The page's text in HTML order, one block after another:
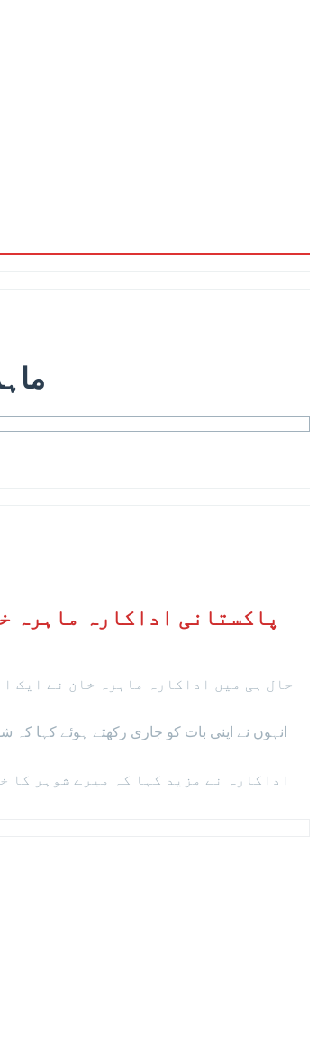
پاکستانی اداکارہ ماہرہ
حال ہی میں اداکارہ ماہرہ خان نے ایک
انہوں نے اپنی بات کو جاری رکھتے ہوئے کہا
اداکارہ نے مزید کہا کہ میرے شوہر کا